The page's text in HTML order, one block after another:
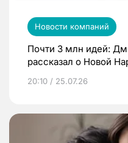
Новости компаний
Почти 3 млн идей:
рассказал о Новой
20:10 / 25.07.26